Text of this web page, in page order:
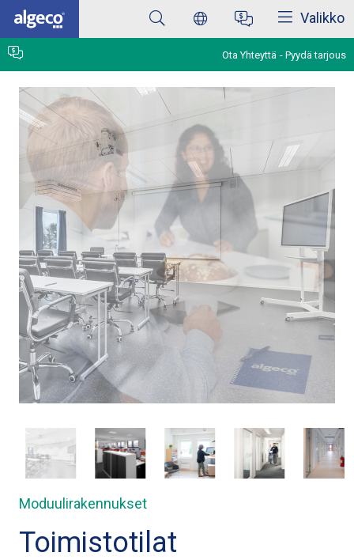
Skip
main
content
Valikko
Ota Yhteyttä Pyydä tarjous
Moduulirakennukset
Toimistotilat